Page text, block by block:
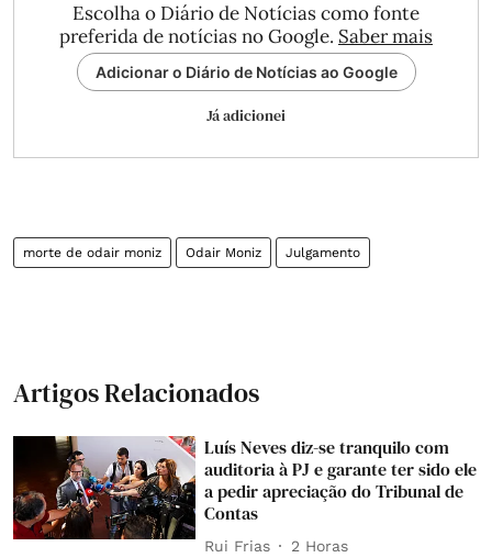
Escolha o Diário de Notícias como fonte
preferida de notícias no Google. Saber mais
Adicionar o Diário de Notícias ao Google
Já adicionei
morte de odair moniz Odair Moniz Julgamento
Artigos Relacionados
Luís Neves diz-se tranquilo com
auditoria à PJ e garante ter sido ele
a pedir apreciação do Tribunal de
Contas
Rui Frias 2 Horas